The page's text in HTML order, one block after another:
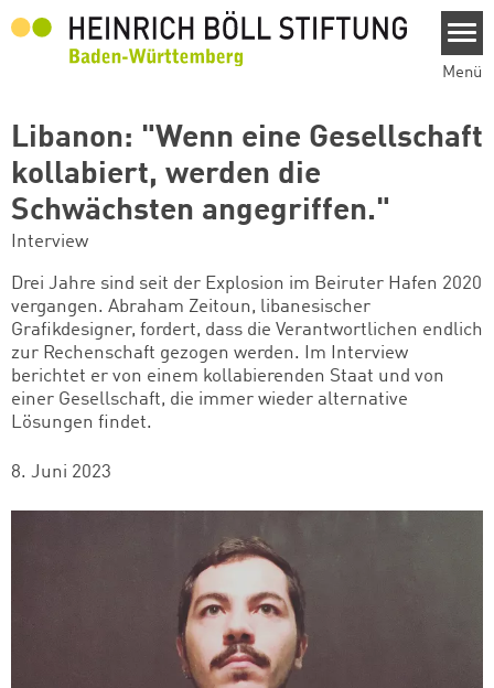
Menü
Libanon: "Wenn eine Gesellschaft
kollabiert, werden die
Schwächsten angegriffen."
Interview
Drei Jahre sind seit der Explosion im Beiruter Hafen 2020
vergangen. Abraham Zeitoun, libanesischer
Grafikdesigner, fordert, dass die Verantwortlichen endlich
zur Rechenschaft gezogen werden. Im Interview
berichtet er von einem kollabierenden Staat und von
einer Gesellschaft, die immer wieder alternative
Lösungen findet.
8. Juni 2023